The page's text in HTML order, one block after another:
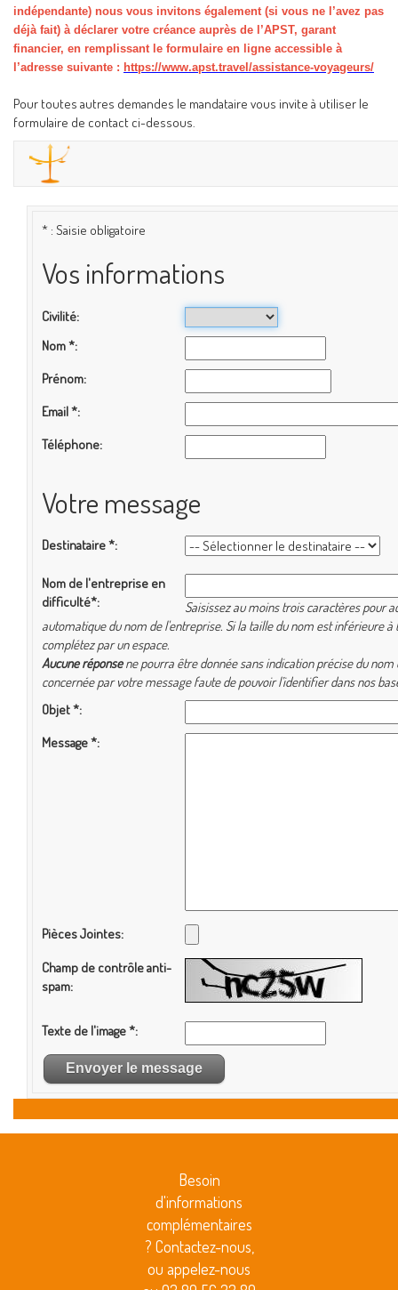
indépendante) nous vous invitons également (si vous ne l’avez pas
déjà fait) à déclarer votre créance auprès de l’APST, garant
financier, en remplissant le formulaire en ligne accessible à
l’adresse suivante : https://www.apst.travel/assistance-voyageurs/
Pour toutes autres demandes le mandataire vous invite à utiliser le
formulaire de contact ci-dessous.
Besoin
d'informations
complémentaires
? Contactez-nous,
ou appelez-nous